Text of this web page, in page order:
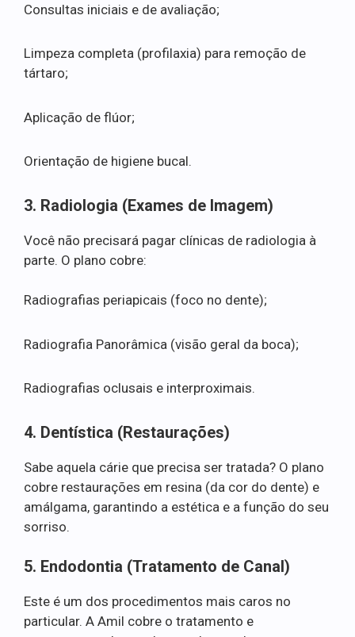
Consultas iniciais e de avaliação;
Limpeza completa (profilaxia) para remoção de
tártaro;
Aplicação de flúor;
Orientação de higiene bucal.
3. Radiologia (Exames de Imagem)
Você não precisará pagar clínicas de radiologia à
parte. O plano cobre:
Radiografias periapicais (foco no dente);
Radiografia Panorâmica (visão geral da boca);
Radiografias oclusais e interproximais.
4. Dentística (Restaurações)
Sabe aquela cárie que precisa ser tratada? O plano
cobre restaurações em resina (da cor do dente) e
amálgama, garantindo a estética e a função do seu
sorriso.
5. Endodontia (Tratamento de Canal)
Este é um dos procedimentos mais caros no
particular. A Amil cobre o tratamento e